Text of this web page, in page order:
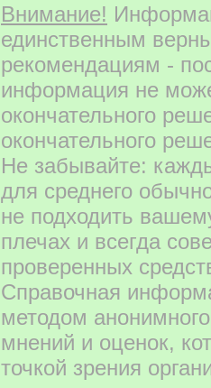
Внимание!
единственным
рекомендациям -
информация не
окончательного
окончательного
Не забывайте:
для среднего
не подходить
плечах и всегда
проверенных
Справочная
методом
мнений и оценок,
точкой зрения